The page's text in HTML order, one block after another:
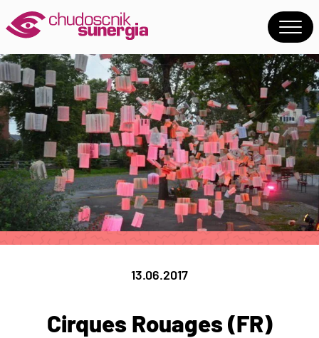
13.06.2017
Cirques Rouages (FR)